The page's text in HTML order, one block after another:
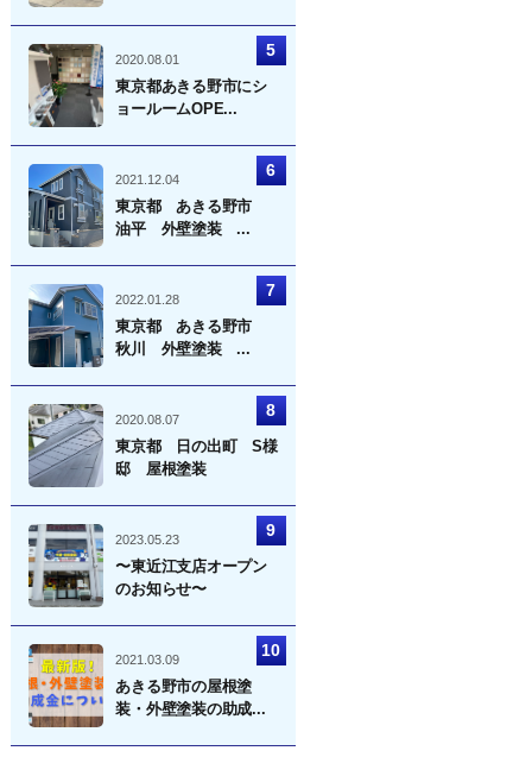
2020.08.01
東京都あきる野市にシ
ョールームOPE...
2021.12.04
東京都 あきる野市
油平 外壁塗装 ...
2022.01.28
東京都 あきる野市
秋川 外壁塗装 ...
2020.08.07
東京都 日の出町 S様
邸 屋根塗装
2023.05.23
〜東近江支店オープン
のお知らせ〜
2021.03.09
あきる野市の屋根塗
装・外壁塗装の助成...